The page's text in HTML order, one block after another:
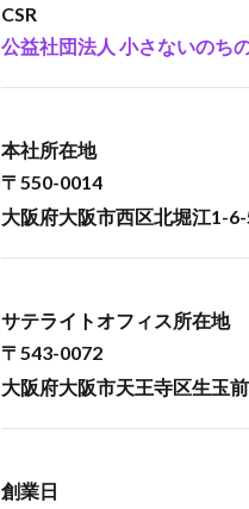
2.5
グデ
統計
析・
AI・
2.6
ケテ
ィン
2.7
CSR
公益社団法人 小さないのち
本社所在地
〒550-0014
大阪府大阪市西区北堀江1-
サテライトオフィス所在地
〒543-0072
大阪府大阪市天王寺区生玉
創業日